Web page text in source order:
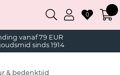
vanaf 79 EUR
sinds 1914
0
& bedenktijd